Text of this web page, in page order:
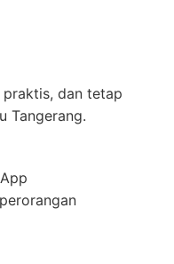
dan tetap
Tangerang.